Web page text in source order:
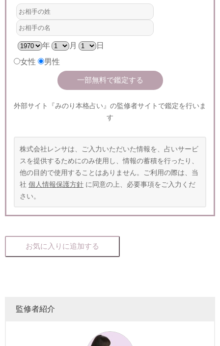
年 月
日
女性
男性
外部サイト『みのり本格占い』の監修者サイトで鑑定を行いま
す
株式会社レンサは、ご入力いただいた情報を、占いサービ
スを提供するためにのみ使用し、情報の蓄積を行ったり、
他の目的で使用することはありません。ご利用の際は、当
社 個人情報保護方針 に同意の上、必要事項をご入力くだ
さい。
お気に入りに追加する
監修者紹介